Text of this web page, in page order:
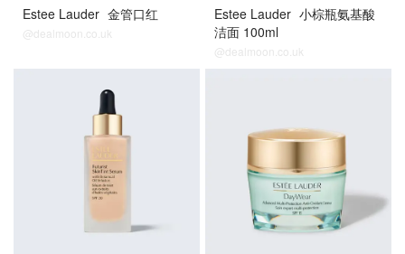
Estee Lauder 金管口红
@dealmoon.co.uk
Estee Lauder 小棕瓶氨基酸
洁面 100ml
@dealmoon.co.uk